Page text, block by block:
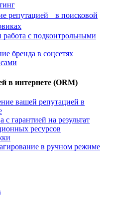
репутацией в поисковой
с подконтрольными
бренда в соцсетях
в интернете (ORM)
вашей репутацией в
с гарантией на результат
ресурсов
в ручном режиме